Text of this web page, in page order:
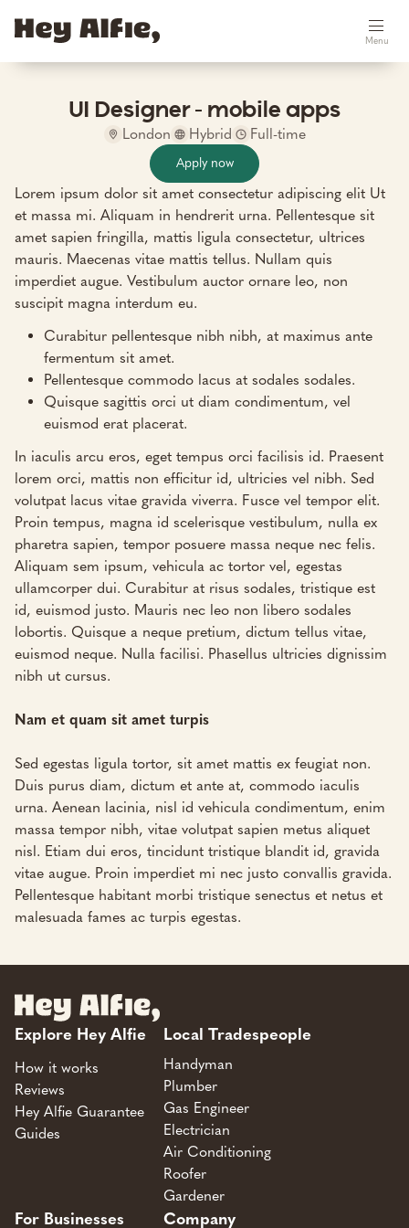
Menu
UI Designer - mobile apps
London Hybrid Full-time
Apply now
Lorem ipsum dolor sit amet consectetur adipiscing elit Ut
et massa mi. Aliquam in hendrerit urna. Pellentesque sit
amet sapien fringilla, mattis ligula consectetur, ultrices
mauris. Maecenas vitae mattis tellus. Nullam quis
imperdiet augue. Vestibulum auctor ornare leo, non
suscipit magna interdum eu.
Curabitur pellentesque nibh nibh, at maximus ante
fermentum sit amet.
Pellentesque commodo lacus at sodales sodales.
Quisque sagittis orci ut diam condimentum, vel
euismod erat placerat.
In iaculis arcu eros, eget tempus orci facilisis id. Praesent
lorem orci, mattis non efficitur id, ultricies vel nibh. Sed
volutpat lacus vitae gravida viverra. Fusce vel tempor elit.
Proin tempus, magna id scelerisque vestibulum, nulla ex
pharetra sapien, tempor posuere massa neque nec felis.
Aliquam sem ipsum, vehicula ac tortor vel, egestas
ullamcorper dui. Curabitur at risus sodales, tristique est
id, euismod justo. Mauris nec leo non libero sodales
lobortis. Quisque a neque pretium, dictum tellus vitae,
euismod neque. Nulla facilisi. Phasellus ultricies dignissim
nibh ut cursus.
Nam et quam sit amet turpis
Sed egestas ligula tortor, sit amet mattis ex feugiat non.
Duis purus diam, dictum et ante at, commodo iaculis
urna. Aenean lacinia, nisl id vehicula condimentum, enim
massa tempor nibh, vitae volutpat sapien metus aliquet
nisl. Etiam dui eros, tincidunt tristique blandit id, gravida
vitae augue. Proin imperdiet mi nec justo convallis gravida.
Pellentesque habitant morbi tristique senectus et netus et
malesuada fames ac turpis egestas.
Explore Hey Alfie
How it works
Reviews
Hey Alfie Guarantee
Guides
Local Tradespeople
Handyman
Plumber
Gas Engineer
Electrician
Air Conditioning
Roofer
Gardener
For Businesses Company